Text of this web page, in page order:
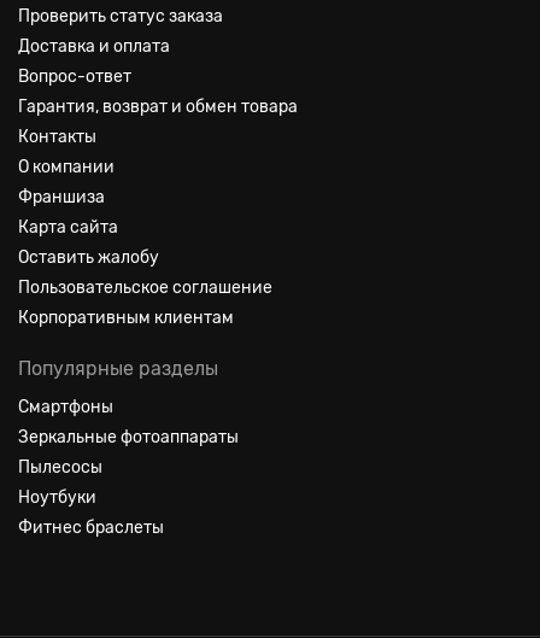
Проверить статус заказа
Доставка и оплата
Вопрос-ответ
Гарантия, возврат и обмен товара
Контакты
О компании
Франшиза
Карта сайта
Оставить жалобу
Пользовательское соглашение
Корпоративным клиентам
Популярные разделы
Смартфоны
Зеркальные фотоаппараты
Пылесосы
Ноутбуки
Фитнес браслеты